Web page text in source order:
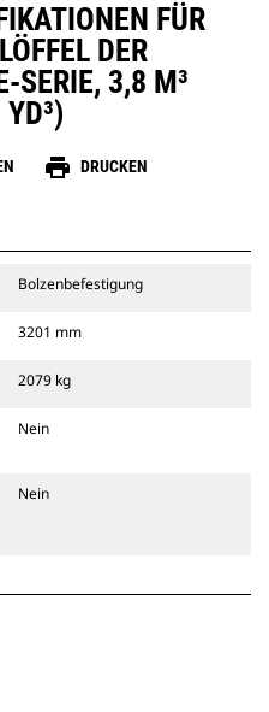
FÜR
DER
SERIE, 3,8 M³
print DRUCKEN
Bolzenbefestigung
3201 mm
2079 kg
Nein
Nein